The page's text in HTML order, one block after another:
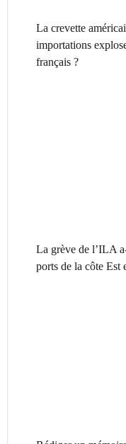
La crevette
importations
français ?
La grève de l’ILA
ports de la côte Est